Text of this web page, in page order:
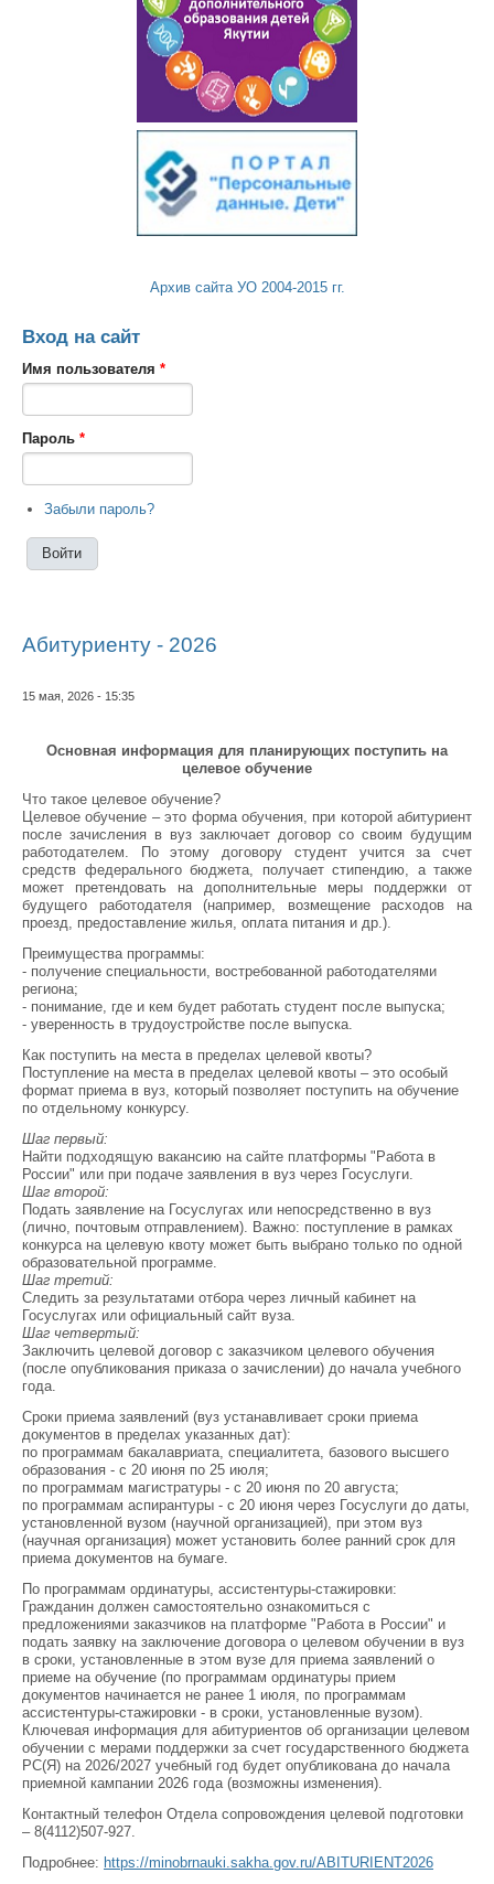
Архив сайта УО 2004-2015 гг.
Вход на сайт
Имя пользователя *
Пароль *
Забыли пароль?
Абитуриенту - 2026
15 мая, 2026 - 15:35
Основная информация для планирующих поступить на
целевое обучение
Что такое целевое обучение?
Целевое обучение – это форма обучения, при которой абитуриент
после зачисления в вуз заключает договор со своим будущим
работодателем. По этому договору студент учится за счет
средств федерального бюджета, получает стипендию, а также
может претендовать на дополнительные меры поддержки от
будущего работодателя (например, возмещение расходов на
проезд, предоставление жилья, оплата питания и др.).
Преимущества программы:
- получение специальности, востребованной работодателями
региона;
- понимание, где и кем будет работать студент после выпуска;
- уверенность в трудоустройстве после выпуска.
Как поступить на места в пределах целевой квоты?
Поступление на места в пределах целевой квоты – это особый
формат приема в вуз, который позволяет поступить на обучение
по отдельному конкурсу.
Шаг первый:
Найти подходящую вакансию на сайте платформы "Работа в
России" или при подаче заявления в вуз через Госуслуги.
Шаг второй:
Подать заявление на Госуслугах или непосредственно в вуз
(лично, почтовым отправлением). Важно: поступление в рамках
конкурса на целевую квоту может быть выбрано только по одной
образовательной программе.
Шаг третий:
Следить за результатами отбора через личный кабинет на
Госуслугах или официальный сайт вуза.
Шаг четвертый:
Заключить целевой договор с заказчиком целевого обучения
(после опубликования приказа о зачислении) до начала учебного
года.
Сроки приема заявлений (вуз устанавливает сроки приема
документов в пределах указанных дат):
по программам бакалавриата, специалитета, базового высшего
образования - с 20 июня по 25 июля;
по программам магистратуры - с 20 июня по 20 августа;
по программам аспирантуры - с 20 июня через Госуслуги до даты,
установленной вузом (научной организацией), при этом вуз
(научная организация) может установить более ранний срок для
приема документов на бумаге.
По программам ординатуры, ассистентуры-стажировки:
Гражданин должен самостоятельно ознакомиться с
предложениями заказчиков на платформе "Работа в России" и
подать заявку на заключение договора о целевом обучении в вуз
в сроки, установленные в этом вузе для приема заявлений о
приеме на обучение (по программам ординатуры прием
документов начинается не ранее 1 июля, по программам
ассистентуры-стажировки - в сроки, установленные вузом).
Ключевая информация для абитуриентов об организации целевом
обучении с мерами поддержки за счет государственного бюджета
РС(Я) на 2026/2027 учебный год будет опубликована до начала
приемной кампании 2026 года (возможны изменения).
Контактный телефон Отдела сопровождения целевой подготовки
– 8(4112)507-927.
Подробнее: https://minobrnauki.sakha.gov.ru/ABITURIENT2026